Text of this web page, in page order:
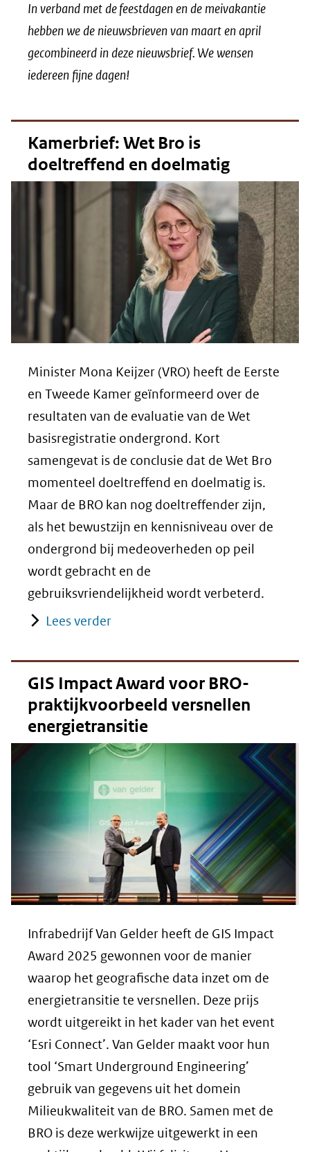
In verband met de feestdagen en de meivakantie
hebben we de nieuwsbrieven van maart en april
gecombineerd in deze nieuwsbrief.We wensen
iedereen fijne dagen!
Kamerbrief: Wet Bro is
doeltreffend en doelmatig
Minister Mona Keijzer (VRO) heeft de Eerste
en Tweede Kamer geïnformeerd over de
resultaten van de evaluatie van de Wet
basisregistratie ondergrond. Kort
samengevat is de conclusie dat de Wet Bro
momenteel doeltreffend en doelmatig is.
Maar de BRO kan nog doeltreffender zijn,
als het bewustzijn en kennisniveau over de
ondergrond bij medeoverheden op peil
wordt gebracht en de
gebruiksvriendelijkheid wordt verbeterd.
Lees verder
GIS Impact Award voor BRO-
praktijkvoorbeeld versnellen
energietransitie
Infrabedrijf Van Gelder heeft de GIS Impact
Award 2025 gewonnen voor de manier
waarop het geografische data inzet om de
energietransitie te versnellen. Deze prijs
wordt uitgereikt in het kader van het event
‘Esri Connect’. Van Gelder maakt voor hun
tool ‘Smart Underground Engineering’
gebruik van gegevens uit het domein
Milieukwaliteit van de BRO. Samen met de
BRO is deze werkwijze uitgewerkt in een